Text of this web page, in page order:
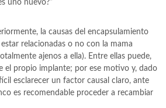
uno nuevo?”
la causas del encapsulamiento
relacionadas o no con la mama
ajenos a ella). Entre ellas puede,
el propio implante; por ese motivo y, dado
esclarecer un factor causal claro, ante
es recomendable proceder a recambiar